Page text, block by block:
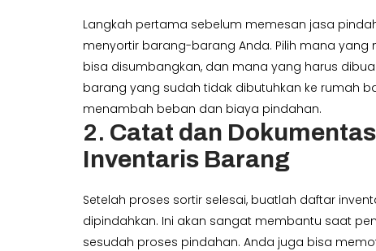
Langkah pertama sebelum memesan jasa
menyortir barang-barang Anda. Pilih mana yang
bisa disumbangkan, dan mana yang harus
barang yang sudah tidak dibutuhkan ke rumah
menambah beban dan biaya pindahan.
2. Catat dan
Inventaris Barang
Setelah proses sortir selesai, buatlah daftar
dipindahkan. Ini akan sangat membantu saat
sesudah proses pindahan. Anda juga bisa